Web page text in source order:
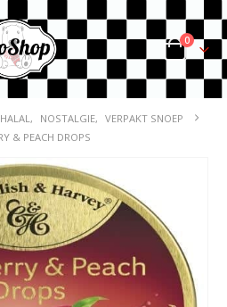
0
HALAL, NOSTALGIE,
VERPAKT SNOEP
& PEACH DROPS